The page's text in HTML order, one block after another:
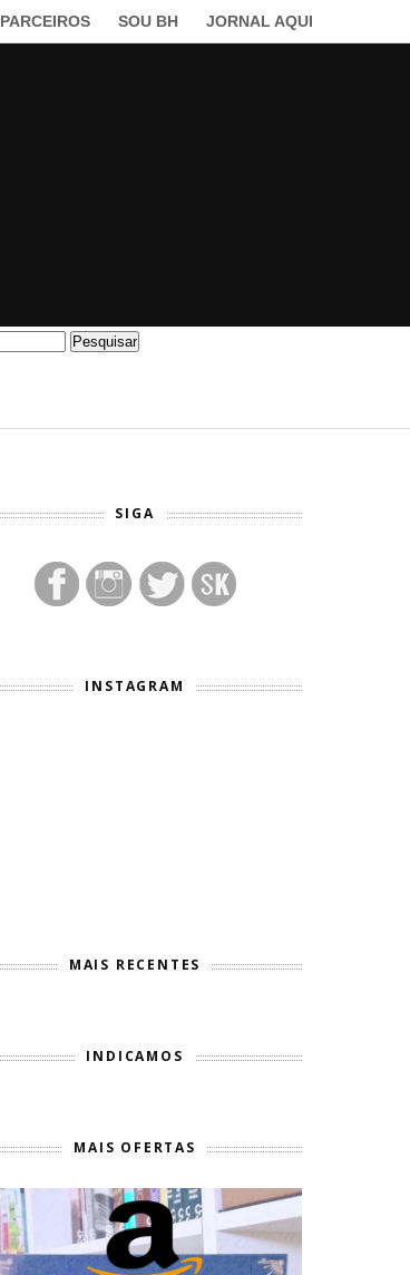
PARCEIROS SOU BH JORNAL AQUI
SIGA
INSTAGRAM
MAIS RECENTES
INDICAMOS
MAIS OFERTAS